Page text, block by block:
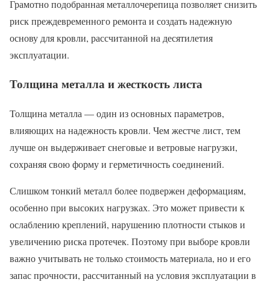
Грамотно подобранная металлочерепица позволяет снизить
риск преждевременного ремонта и создать надежную
основу для кровли, рассчитанной на десятилетия
эксплуатации.
Толщина металла и жесткость листа
Толщина металла — один из основных параметров,
влияющих на надежность кровли. Чем жестче лист, тем
лучше он выдерживает снеговые и ветровые нагрузки,
сохраняя свою форму и герметичность соединений.
Слишком тонкий металл более подвержен деформациям,
особенно при высоких нагрузках. Это может привести к
ослаблению креплений, нарушению плотности стыков и
увеличению риска протечек. Поэтому при выборе кровли
важно учитывать не только стоимость материала, но и его
запас прочности, рассчитанный на условия эксплуатации в